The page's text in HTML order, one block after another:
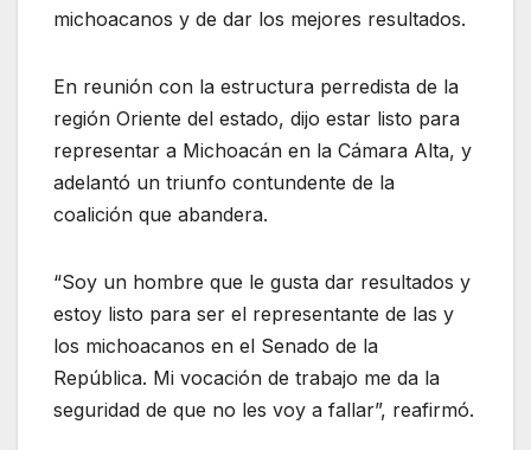
michoacanos y de dar los mejores resultados.
En reunión con la estructura perredista de la
región Oriente del estado, dijo estar listo para
representar a Michoacán en la Cámara Alta, y
adelantó un triunfo contundente de la
coalición que abandera.
“Soy un hombre que le gusta dar resultados y
estoy listo para ser el representante de las y
los michoacanos en el Senado de la
República. Mi vocación de trabajo me da la
seguridad de que no les voy a fallar”, reafirmó.